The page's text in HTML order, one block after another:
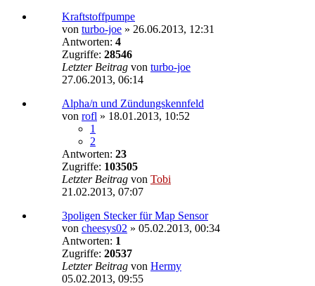
Kraftstoffpumpe
von turbo-joe » 26.06.2013, 12:31
Antworten: 4
Zugriffe: 28546
Letzter Beitrag von turbo-joe
27.06.2013, 06:14
Alpha/n und Zündungskennfeld
von rofl » 18.01.2013, 10:52
1
2
Antworten: 23
Zugriffe: 103505
Letzter Beitrag von Tobi
21.02.2013, 07:07
3poligen Stecker für Map Sensor
von cheesys02 » 05.02.2013, 00:34
Antworten: 1
Zugriffe: 20537
Letzter Beitrag von Hermy
05.02.2013, 09:55